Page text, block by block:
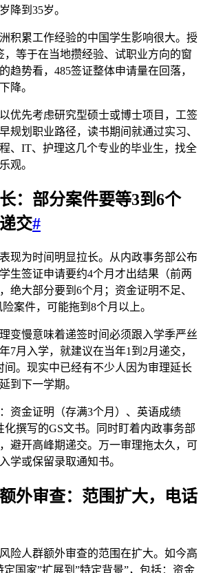
降到35岁。
积累工作经验的中国学生影响很大。授
，等于在当地攒经验、试职业方向的窗
趋势看，485签证整体申请量在回落，
降。
优先考虑研究型硕士或博士项目，工签
规划职业路径，读书期间就通过实习、
、IT、护理这几个专业的毕业生，找全
观。
：部分案件要等3到6个
交#
现为时间明显拉长。从内政事务部公布
生签证申请要约4个月才出结果（前两
绝大部分要到6个月；资金证明不足、
案件，可能拖到8个月以上。
变慢意味着递签时间必须跟入学季严丝
7月入学，就建议在当年1到2月递交，
间。现实中已经有不少人因为审理延长
到下一学期。
资金证明（存满3个月）、英语成绩
化撰写的GS文书。同时盯着内政事务部
避开高峰期递交。万一审理拖太久，可
学或保留录取通知书。
外审查：范围扩大，电话
险人群额外审查的范围在扩大。如今高
国家”扩展到”特定背景”，包括：资金